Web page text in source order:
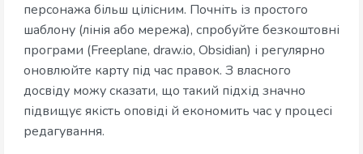
персонажа більш цілісним. Почніть із простого
шаблону (лінія або мережа), спробуйте безкоштовні
програми (Freeplane, draw.io, Obsidian) і регулярно
оновлюйте карту під час правок. З власного
досвіду можу сказати, що такий підхід значно
підвищує якість оповіді й економить час у процесі
редагування.